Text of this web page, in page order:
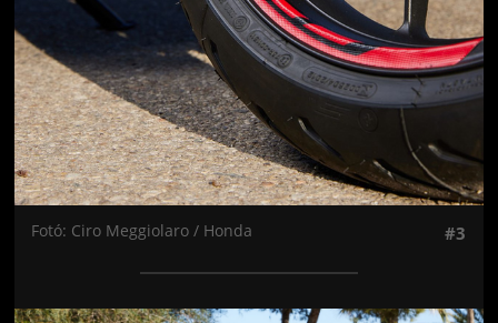
Fotó: Ciro Meggiolaro / Honda #3